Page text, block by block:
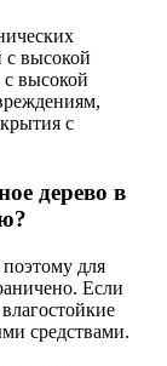
с высокой
высокой
с
дерево в
поэтому для
Если
средствами.